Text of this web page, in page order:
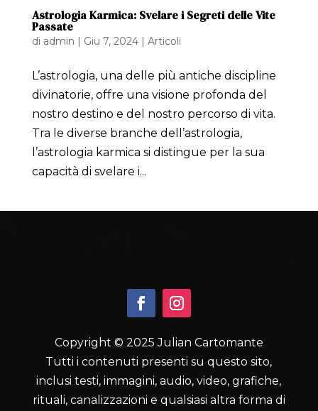
Astrologia Karmica: Svelare i Segreti delle Vite
Passate
di admin | Giu 7, 2024| Articoli
L’astrologia, una delle più antiche discipline
divinatorie, offre una visione profonda del
nostro destino e del nostro percorso di vita.
Tra le diverse branche dell’astrologia,
l’astrologia karmica si distingue per la sua
capacità di svelare i...
Copyright © 2025 Julian Cartomante
Tutti i contenuti presenti su questo sito,
inclusi testi, immagini, audio, video, grafiche,
rituali, canalizzazioni e qualsiasi altra forma di